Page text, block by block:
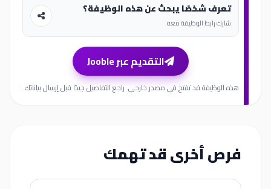
تعرف شخصًا يبحث عن هذه الوظيفة؟
شارك رابط الوظيفة معه.
التقديم عبر Jooble
هذه الوظيفة قد تفتح في مصدر خارجي. راجع التفاصيل جيدًا قبل إرسال بياناتك.
فرص أخرى قد تهمك